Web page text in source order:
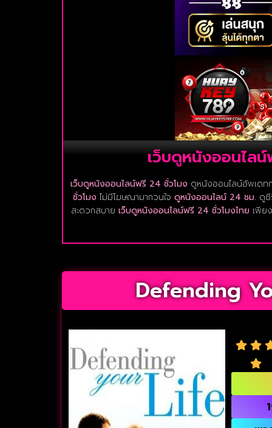
เว็บดูหนังออนไล
เว็บดูหนังออนไลน์ฟรี 24 ชั่วโมง ดูหนังออนไลน์อัพเดท
ชั่วโมง ไม่มีโฆษณามากวนใจ ดูหนังออนไลน์ 24 ชม. ดู
สะดวกสบาย เว็บดูหนังออนไลน์ฟรี 24 ชั่วโมงไทยเพียง
Defending